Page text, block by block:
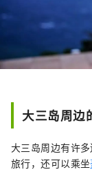
大三岛周边
大三岛周边有许
旅行，还可以乘坐